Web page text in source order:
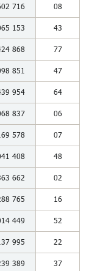
716 08
153 43
868 77
851 47
954 64
837 06
578 07
408 48
662 02
765 16
449 52
995 22
389 37